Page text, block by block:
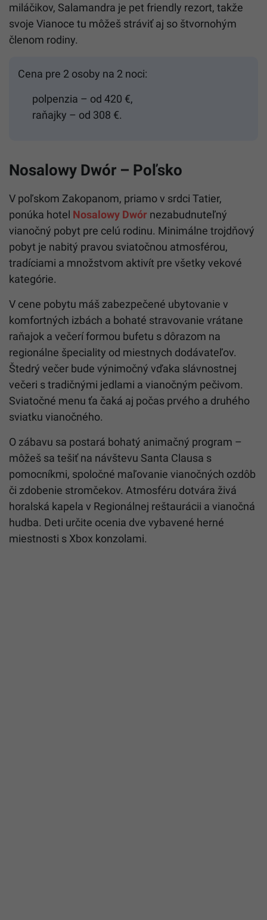
miláčikov, Salamandra je pet friendly rezort, takže
svoje Vianoce tu môžeš stráviť aj so štvornohým
členom rodiny.
Cena pre 2 osoby na 2 noci:
polpenzia – od 420 €,
raňajky – od 308 €.
Nosalowy Dwór – Poľsko
V poľskom Zakopanom, priamo v srdci Tatier,
ponúka hotel Nosalowy Dwór nezabudnuteľný
vianočný pobyt pre celú rodinu. Minimálne trojdňový
pobyt je nabitý pravou sviatočnou atmosférou,
tradíciami a množstvom aktivít pre všetky vekové
kategórie.
V cene pobytu máš zabezpečené ubytovanie v
komfortných izbách a bohaté stravovanie vrátane
raňajok a večerí formou bufetu s dôrazom na
regionálne špeciality od miestnych dodávateľov.
Štedrý večer bude výnimočný vďaka slávnostnej
večeri s tradičnými jedlami a vianočným pečivom.
Sviatočné menu ťa čaká aj počas prvého a druhého
sviatku vianočného.
O zábavu sa postará bohatý animačný program –
môžeš sa tešiť na návštevu Santa Clausa s
pomocníkmi, spoločné maľovanie vianočných ozdôb
či zdobenie stromčekov. Atmosféru dotvára živá
horalská kapela v Regionálnej reštaurácii a vianočná
hudba. Deti určite ocenia dve vybavené herné
miestnosti s Xbox konzolami.